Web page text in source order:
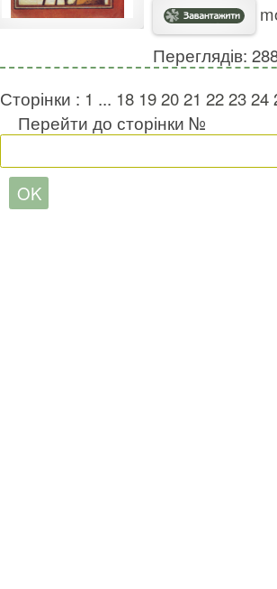
Переглядів:
Сторінки : 1 ... 18 192021 222324
Перейти до сторінки №